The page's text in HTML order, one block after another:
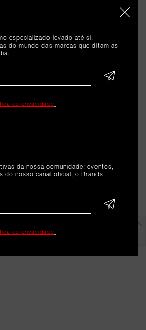
que verifiquem se os
parcerias comerciais,
em diferentes fontes,
de urgência e reflitam
nas redes sociais.
especializado levado até si.
do mundo das marcas que ditam as
de privacidade.
da nossa comunidade: eventos,
do nosso canal oficial, o Brands
de privacidade.